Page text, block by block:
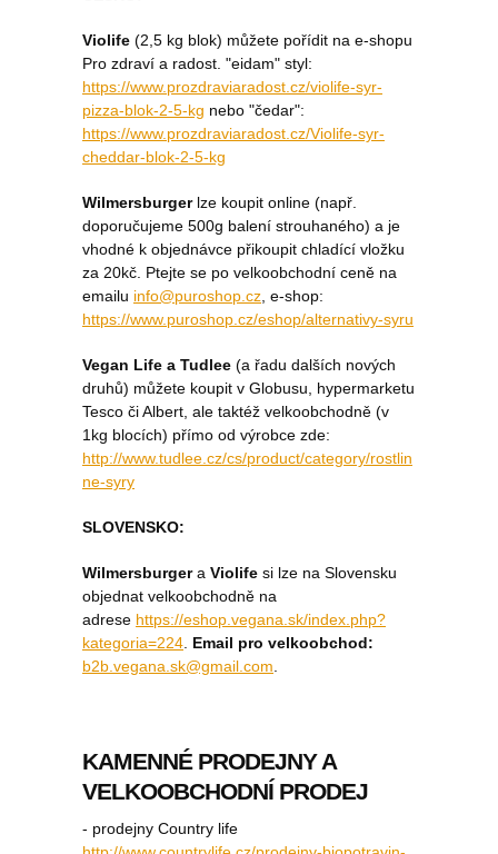
Violife (2,5 kg blok) můžete pořídit na e-shopu
Pro zdraví a radost. "eidam" styl:
https://www.prozdraviaradost.cz/violife-syr-
pizza-blok-2-5-kg nebo "čedar":
https://www.prozdraviaradost.cz/Violife-syr-
cheddar-blok-2-5-kg
Wilmersburger lze koupit online (např.
doporučujeme 500g balení strouhaného) a je
vhodné k objednávce přikoupit chladící vložku
za 20kč. Ptejte se po velkoobchodní ceně na
emailu info@puroshop.cz , e-shop:
https://www.puroshop.cz/eshop/alternativy-syru
Vegan Life a Tudlee (a řadu dalších nových
druhů) můžete koupit v Globusu, hypermarketu
Tesco či Albert, ale taktéž velkoobchodně (v
1kg blocích) přímo od výrobce zde:
http://www.tudlee.cz/cs/product/category/rostlin
ne-syry
SLOVENSKO:
Wilmersburgera Violife si lze na Slovensku
objednat velkoobchodně na
adrese https://eshop.vegana.sk/index.php?
kategoria=224 Email pro velkoobchod:
b2b.vegana.sk@gmail.com
KAMENNÉ PRODEJNY A
VELKOOBCHODNÍ PRODEJ
- prodejny Country life